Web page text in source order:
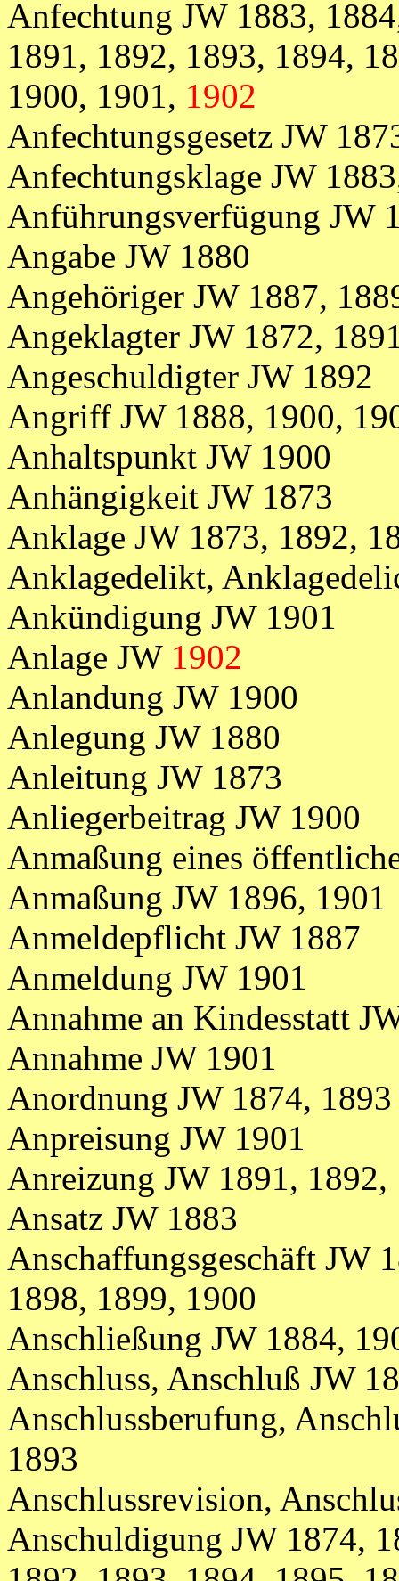
Anfechtung JW 1883,
1891, 1892, 1893, 1894,
1900, 1901, 1902
Anfechtungsgesetz JW
Anfechtungsklage JW
Anführungsverfügung JW
Angabe JW 1880
Angehöriger JW 1887,
Angeklagter JW 1872,
Angeschuldigter JW 1892
Angriff JW 1888, 1900,
Anhaltspunkt JW 1900
Anhängigkeit JW 1873
Anklage JW 1873, 1892,
Anklagedelikt,
Ankündigung JW 1901
Anlage JW 1902
Anlandung JW 1900
Anlegung JW 1880
Anleitung JW 1873
Anliegerbeitrag JW 1900
Anmaßung eines
Anmaßung JW 1896, 1901
Anmeldepflicht JW 1887
Anmeldung JW 1901
Annahme an Kindesstatt
Annahme JW 1901
Anordnung JW 1874, 1893
Anpreisung JW 1901
Anreizung JW 1891,
Ansatz JW 1883
Anschaffungsgeschäft JW
1898, 1899, 1900
Anschließung JW 1884,
Anschluss, Anschluß JW
Anschlussberufung,
1893
Anschlussrevision,
Anschuldigung JW 1874,